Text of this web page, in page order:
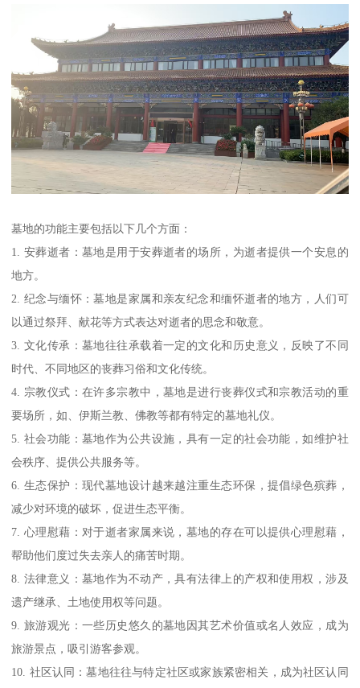
墓地的功能主要包括以下几个方面：
1. 安葬逝者：墓地是用于安葬逝者的场所，为逝者提供一个安息的
地方。
2. 纪念与缅怀：墓地是家属和亲友纪念和缅怀逝者的地方，人们可
以通过祭拜、献花等方式表达对逝者的思念和敬意。
3. 文化传承：墓地往往承载着一定的文化和历史意义，反映了不同
时代、不同地区的丧葬习俗和文化传统。
4. 宗教仪式：在许多宗教中，墓地是进行丧葬仪式和宗教活动的重
要场所，如、伊斯兰教、佛教等都有特定的墓地礼仪。
5. 社会功能：墓地作为公共设施，具有一定的社会功能，如维护社
会秩序、提供公共服务等。
6. 生态保护：现代墓地设计越来越注重生态环保，提倡绿色殡葬，
减少对环境的破坏，促进生态平衡。
7. 心理慰藉：对于逝者家属来说，墓地的存在可以提供心理慰藉，
帮助他们度过失去亲人的痛苦时期。
8. 法律意义：墓地作为不动产，具有法律上的产权和使用权，涉及
遗产继承、土地使用权等问题。
9. 旅游观光：一些历史悠久的墓地因其艺术价值或名人效应，成为
旅游景点，吸引游客参观。
10. 社区认同：墓地往往与特定社区或家族紧密相关，成为社区认同